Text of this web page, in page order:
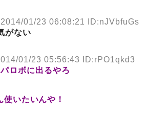
2014/01/23 06:08:21 ID:nJVbfuGs
がない
01/23 05:56:43 ID:rPO1qkd3
ロボに出るやろ
使いたいんや！